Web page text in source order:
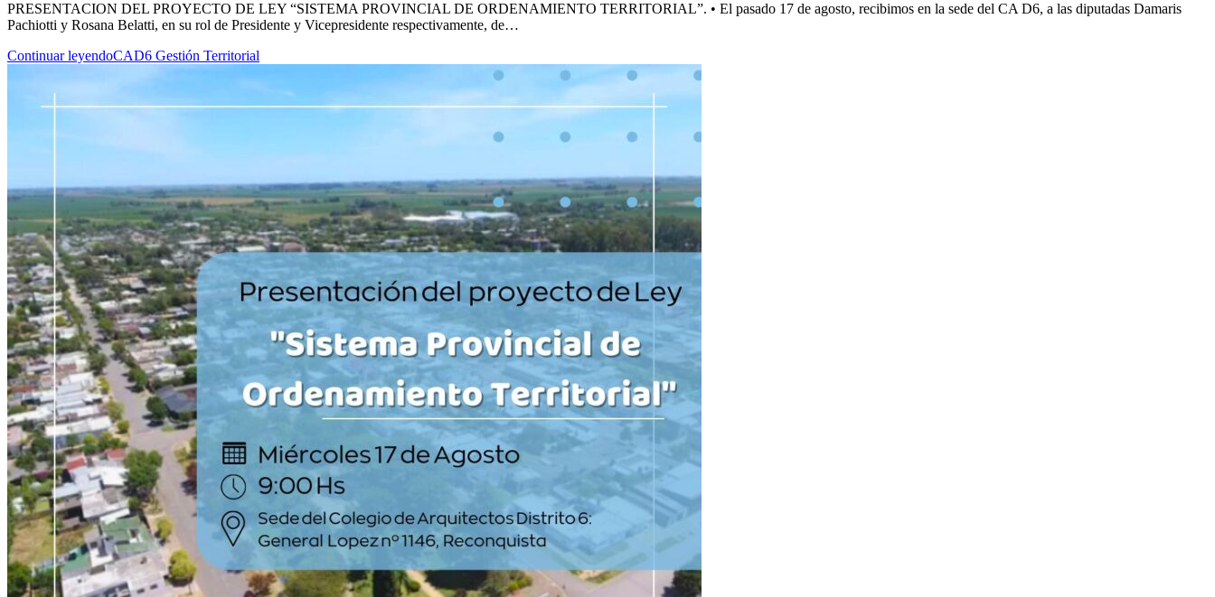
PRESENTACION DEL PROYECTO DE LEY “SISTEMA PROVINCIAL DE ORDENAMIENTO TERRITORIAL”. • El pasado 17 de agosto, recibimos en la sede del CA D6, a las diputadas Damaris
Pachiotti y Rosana Belatti, en su rol de Presidente y Vicepresidente respectivamente, de…
Continuar leyendoCAD6 Gestión Territorial